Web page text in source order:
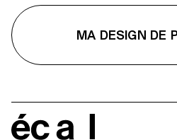
la Villa Médicis et Mutina.
MA DESIGN DE